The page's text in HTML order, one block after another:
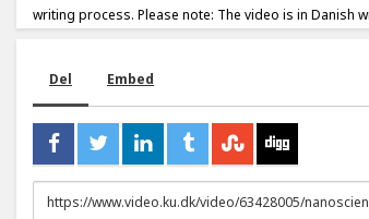
writing process. Please note: The video is in Danish
Del Embed
URL